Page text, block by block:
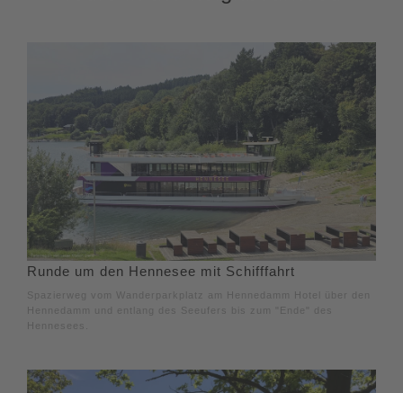
Runde um den Hennesee mit Schifffahrt
Spazierweg vom Wanderparkplatz am Hennedamm Hotel über den
Hennedamm und entlang des Seeufers bis zum "Ende" des
Hennesees.